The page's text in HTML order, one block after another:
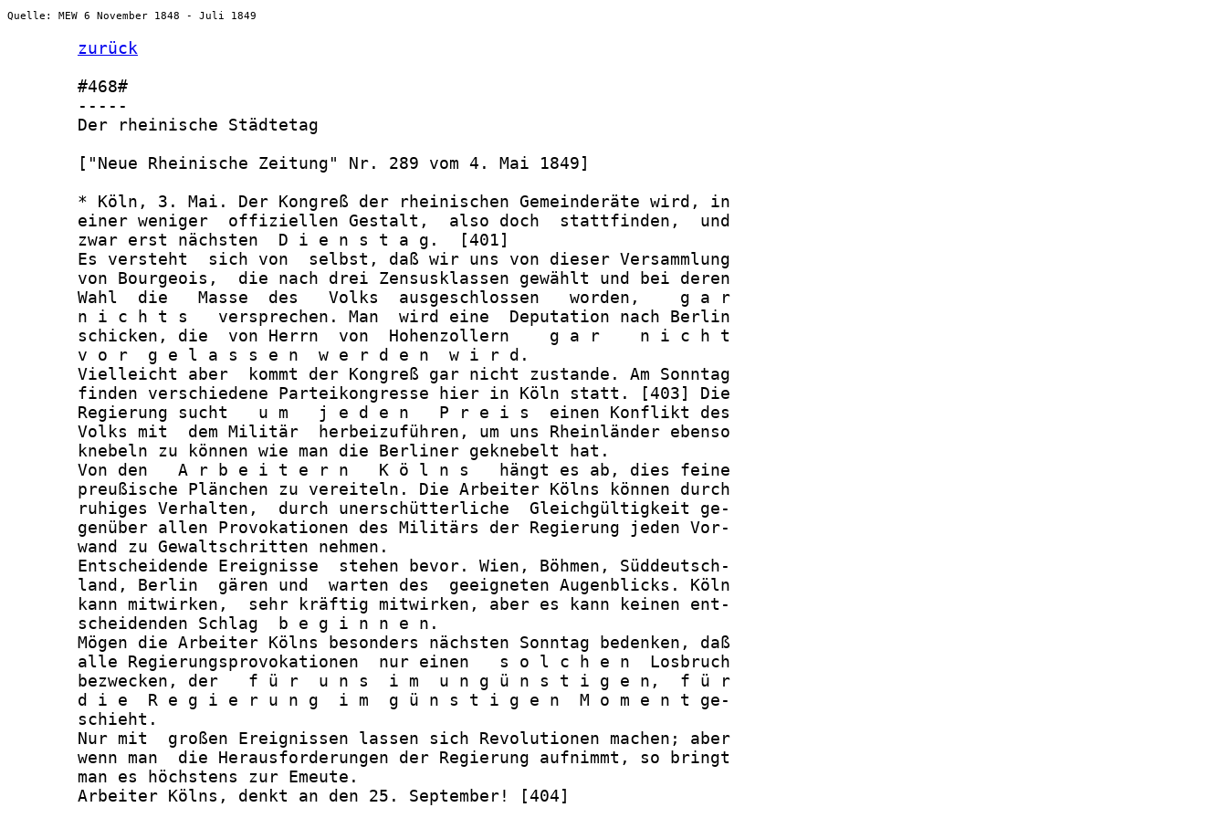
Quelle: MEW 6 November 1848 - Juli 1849
zurück
       #468#
       -----
       Der rheinische Städtetag
       ["Neue Rheinische Zeitung" Nr. 289 vom 4. Mai 1849]
       * Köln, 3. Mai. Der Kongreß der rheinischen Gemeinderäte wird, in
       einer weniger  offiziellen Gestalt,  also doch  stattfinden,  und
       zwar erst nächsten  D i e n s t a g.  [401]
       Es versteht  sich von  selbst, daß wir uns von dieser Versammlung
       von Bourgeois,  die nach drei Zensusklassen gewählt und bei deren
       Wahl  die   Masse  des   Volks  ausgeschlossen   worden,    g a r
       n i c h t s   versprechen. Man  wird eine  Deputation nach Berlin
       schicken, die  von Herrn  von  Hohenzollern    g a r    n i c h t
       v o r  g e l a s s e n  w e r d e n  w i r d.
       Vielleicht aber  kommt der Kongreß gar nicht zustande. Am Sonntag
       finden verschiedene Parteikongresse hier in Köln statt. [403] Die
       Regierung sucht   u m   j e d e n   P r e i s  einen Konflikt des
       Volks mit  dem Militär  herbeizuführen, um uns Rheinländer ebenso
       knebeln zu können wie man die Berliner geknebelt hat.
       Von den   A r b e i t e r n   K ö l n s   hängt es ab, dies feine
       preußische Plänchen zu vereiteln. Die Arbeiter Kölns können durch
       ruhiges Verhalten,  durch unerschütterliche  Gleichgültigkeit ge-
       genüber allen Provokationen des Militärs der Regierung jeden Vor-
       wand zu Gewaltschritten nehmen.
       Entscheidende Ereignisse  stehen bevor. Wien, Böhmen, Süddeutsch-
       land, Berlin  gären und  warten des  geeigneten Augenblicks. Köln
       kann mitwirken,  sehr kräftig mitwirken, aber es kann keinen ent-
       scheidenden Schlag  b e g i n n e n.
       Mögen die Arbeiter Kölns besonders nächsten Sonntag bedenken, daß
       alle Regierungsprovokationen  nur einen   s o l c h e n  Losbruch
       bezwecken, der   f ü r  u n s  i m  u n g ü n s t i g e n,  f ü r
       d i e  R e g i e r u n g  i m  g ü n s t i g e n  M o m e n t ge-
       schieht.
       Nur mit  großen Ereignissen lassen sich Revolutionen machen; aber
       wenn man  die Herausforderungen der Regierung aufnimmt, so bringt
       man es höchstens zur Emeute.
       Arbeiter Kölns, denkt an den 25. September! [404]